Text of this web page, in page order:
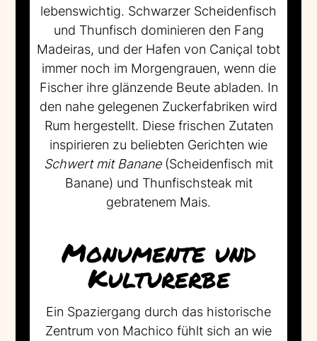
lebenswichtig. Schwarzer Scheidenfisch
und Thunfisch dominieren den Fang
Madeiras, und der Hafen von Caniçal tobt
immer noch im Morgengrauen, wenn die
Fischer ihre glänzende Beute abladen. In
den nahe gelegenen Zuckerfabriken wird
Rum hergestellt. Diese frischen Zutaten
inspirieren zu beliebten Gerichten wie
Schwert mit Banane(Scheidenfisch mit
Banane) und Thunfischsteak mit
gebratenem Mais.
Monumente und
Kulturerbe
Ein Spaziergang durch das historische
Zentrum von Machico fühlt sich an wie